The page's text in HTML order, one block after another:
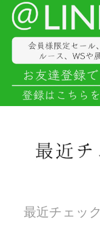
最近チェッ